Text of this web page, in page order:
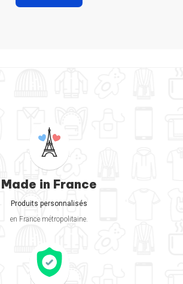
Made in France
Produits personnalisés
en France métropolitaine.